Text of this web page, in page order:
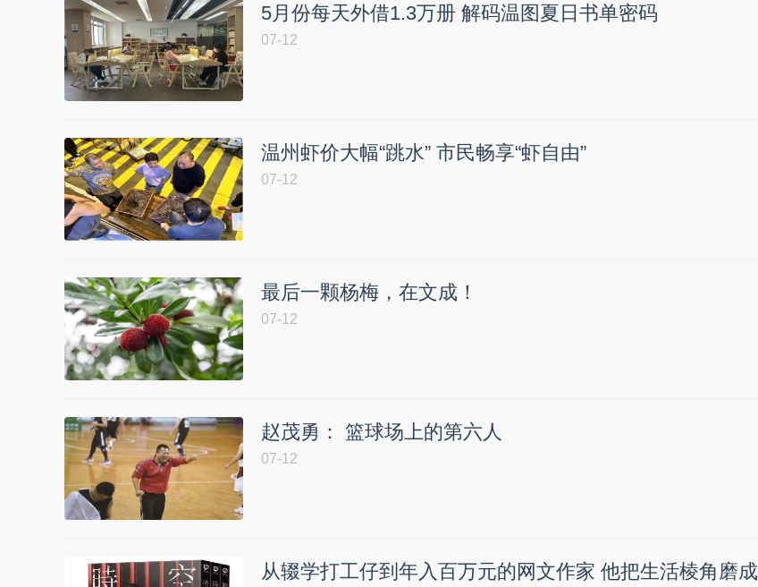
5月份每天外借1.3万册 解码温图夏日书单密码
07-12
温州虾价大幅“跳水” 市民畅享“虾自由”
07-12
最后一颗杨梅，在文成！
07-12
赵茂勇： 篮球场上的第六人
07-12
从辍学打工仔到年入百万元的网文作家 他把生活棱角磨成